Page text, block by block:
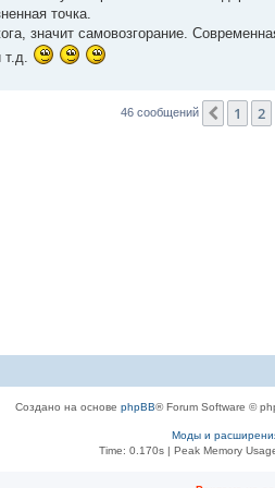
точка.
значит самовозгорание.
46 сообщений Пред.
1 2
Создано на основе phpBB® Forum Software ©
Моды и
Time: 0.170s| Peak Memory